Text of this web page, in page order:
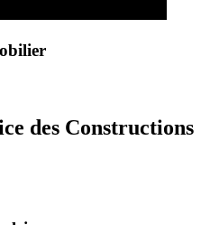
des Constructions